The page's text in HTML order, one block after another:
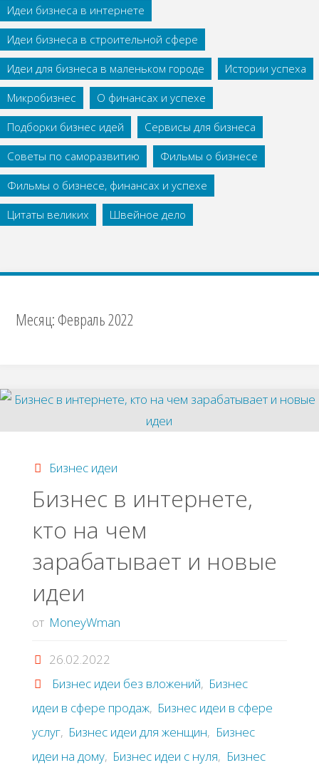
Идеи бизнеса в интернете
Идеи бизнеса в строительной сфере
Идеи для бизнеса в маленьком городе
Истории успеха
Микробизнес
О финансах и успехе
Подборки бизнес идей
Сервисы для бизнеса
Советы по саморазвитию
Фильмы о бизнесе
Фильмы о бизнесе, финансах и успехе
Цитаты великих
Швейное дело
Месяц:Февраль 2022
Бизнес идеи
Бизнec в интepнeтe,
ктo нa чeм
зapaбaтывaeт и нoвыe
идeи
от MoneyWman
26.02.2022
Бизнес идеи без вложений, Бизнес
идеи в сфере продаж, Бизнес идеи в сфере
услуг, Бизнес идеи для женщин, Бизнес
идеи на дому, Бизнес идеи с нуля, Бизнес